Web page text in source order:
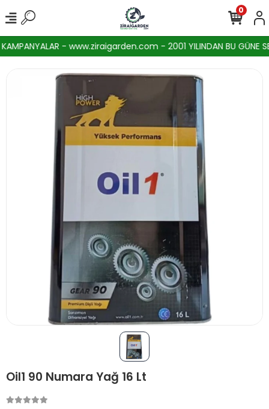
- www.ziraigarden.com - 2001 YILINDAN BU GÜNE
0
Oil1 90 Numara Yağ 16 Lt